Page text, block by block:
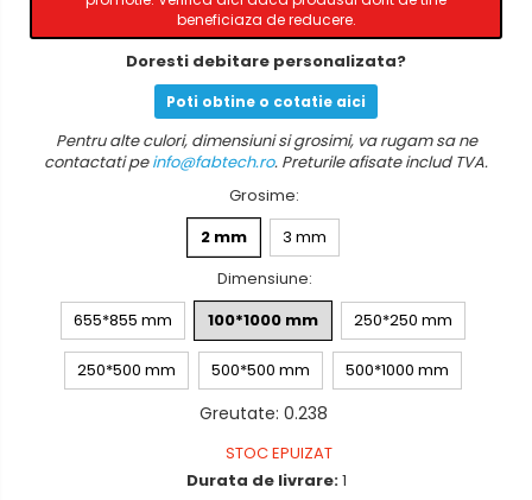
beneficiaza de reducere.
Doresti debitare personalizata?
Poti obtine o cotatie aici
Pentru alte culori, dimensiuni si grosimi, va rugam sa ne
contactati peinfo@fabtech.ro. Preturile afisate includ TVA.
Grosime:
2 mm
3 mm
Dimensiune:
655*855 mm
100*1000 mm 250*250 mm
250*500 mm 500*500 mm 500*1000 mm
Greutate: 0.238
STOC EPUIZAT
Durata de livrare:1